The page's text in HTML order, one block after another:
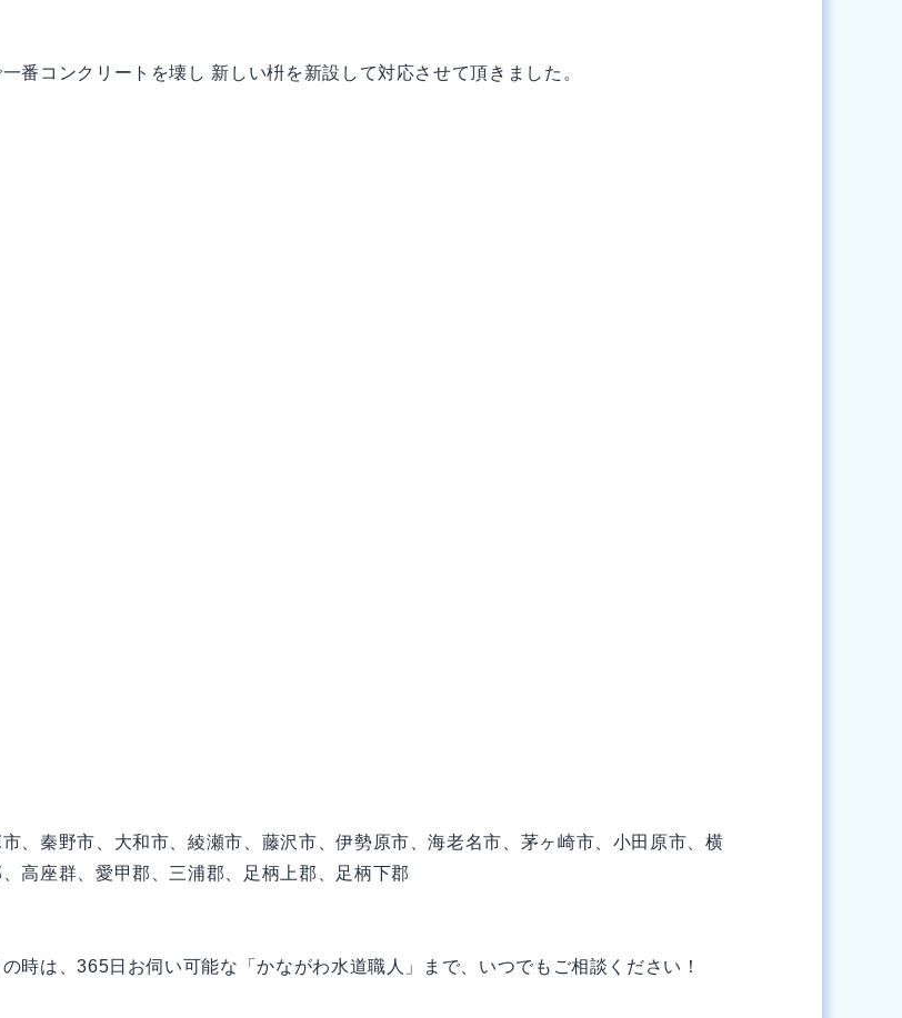
番コンクリートを壊し 新しい枡を新設して対応させて頂きました。
、秦野市、大和市、綾瀬市、藤沢市、伊勢原市、海老名市、茅ヶ崎市、小田原市、横
高座群、愛甲郡、三浦郡、足柄上郡、足柄下郡
時は、365日お伺い可能な「かながわ水道職人」まで、いつでもご相談ください！